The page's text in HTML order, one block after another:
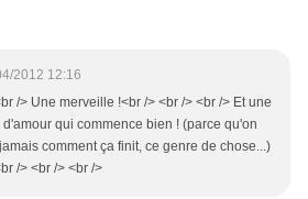
2012 12:16
/> Une merveille !<br /> <br /> <br /> Et une
d'amour qui commence bien ! (parce qu'on
comment ça finit, ce genre de chose...)
/> <br /> <br />